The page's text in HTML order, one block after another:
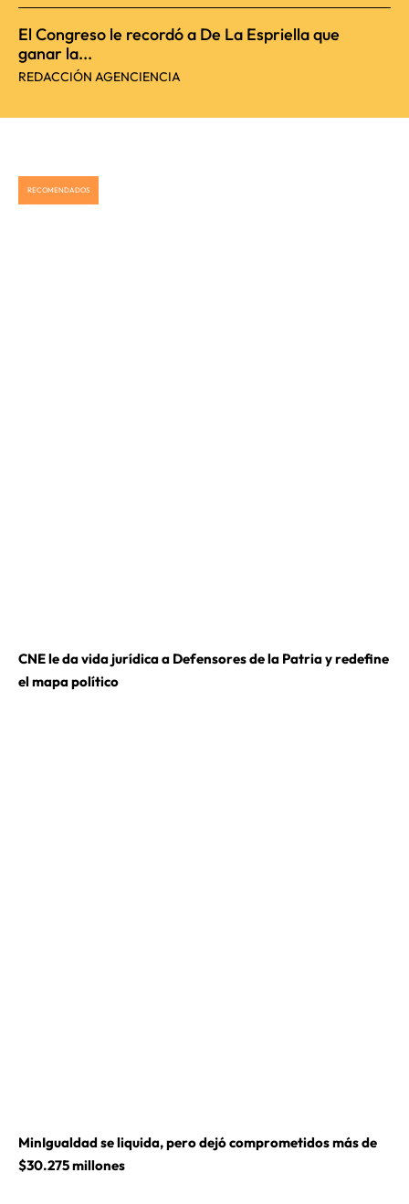
El Congreso le recordó a De La Espriella que
ganar la...
REDACCIÓN AGENCIENCIA
RECOMENDADOS
CNE le da vida jurídica a Defensores de la Patria y redefine
el mapa político
MinIgualdad se liquida, pero dejó comprometidos más de
$30.275 millones